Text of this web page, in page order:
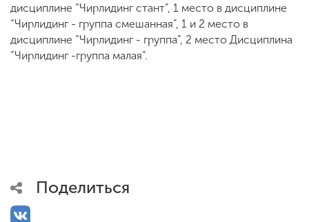
дисциплине “Чирлидинг стант”, 1 место в дисциплине
“Чирлидинг - группа смешанная”, 1 и 2 место в
дисциплине “Чирлидинг - группа”, 2 место Дисциплина
“Чирлидинг -группа малая”.
Поделиться